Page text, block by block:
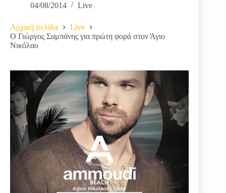
04/08/2014 Live
Αρχική σελίδα
Live
O Γιώργος Σαμπάνης για πρώτη φορά στον Άγιο
Νικόλαο